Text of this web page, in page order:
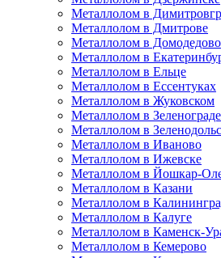
Металлолом в
Металлолом в Дмитрове
Металлолом в Домодедово
Металлолом в
Металлолом в Ельце
Металлолом в Ессентуках
Металлолом в Жуковском
Металлолом в Зеленограде
Металлолом в
Металлолом в Иваново
Металлолом в Ижевске
Металлолом в Йошкар-
Металлолом в Казани
Металлолом в
Металлолом в Калуге
Металлолом в Каменск-
Металлолом в Кемерово